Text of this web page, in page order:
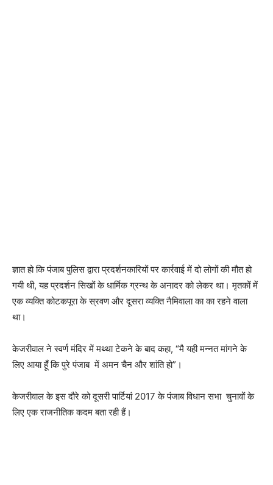
ज्ञात हो कि पंजाब पुलिस द्वारा प्रदर्शनकारियों पर कार्रवाई में दो लोगों की मौत हो
गयी थी, यह प्रदर्शन सिखों के धार्मिक ग्रन्थ के अनादर को लेकर था। मृतकों में
एक व्यक्ति कोटकपूरा के स्रवण और दूसरा व्यक्ति नैमिवाला का का रहने वाला
था।
केजरीवाल ने स्वर्ण मंदिर में मथ्था टेकने के बाद कहा, “मै यही मन्नत मांगने के
लिए आया हूँ कि पुरे पंजाब में अमन चैन और शांति हो”।
केजरीवाल के इस दौरे को दूसरी पार्टियां 2017 के पंजाब विधान सभा चुनावों के
लिए एक राजनीतिक कदम बता रही हैं।